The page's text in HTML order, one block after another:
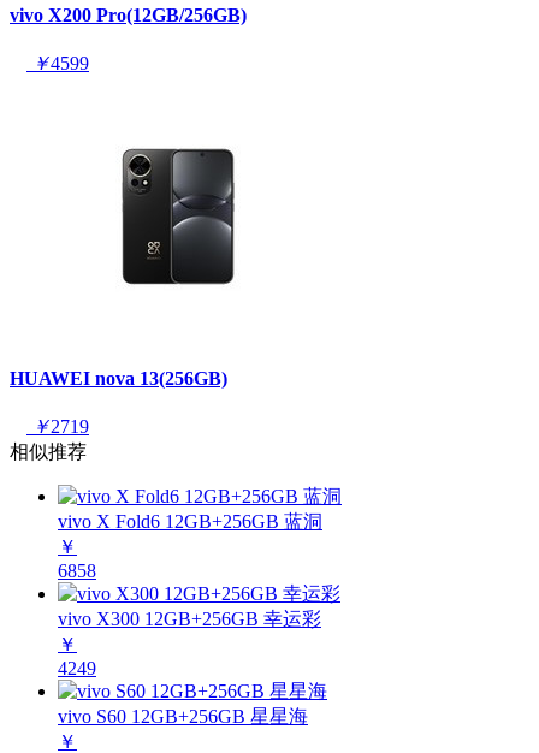
vivo X200 Pro(12GB/256GB)
￥4599
HUAWEI nova 13(256GB)
￥2719
相似推荐
vivo X Fold6 12GB+256GB 蓝洞
￥
6858
vivo X300 12GB+256GB 幸运彩
￥
4249
vivo S60 12GB+256GB 星星海
￥